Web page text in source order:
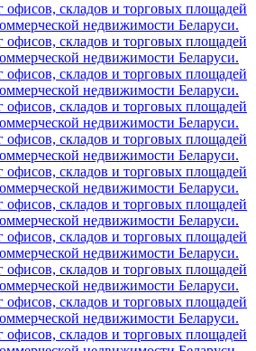
офисов, складов и торговых площадей
недвижимости Беларуси.
офисов, складов и торговых площадей
недвижимости Беларуси.
офисов, складов и торговых площадей
недвижимости Беларуси.
офисов, складов и торговых площадей
недвижимости Беларуси.
офисов, складов и торговых площадей
недвижимости Беларуси.
офисов, складов и торговых площадей
недвижимости Беларуси.
офисов, складов и торговых площадей
недвижимости Беларуси.
офисов, складов и торговых площадей
недвижимости Беларуси.
офисов, складов и торговых площадей
недвижимости Беларуси.
офисов, складов и торговых площадей
недвижимости Беларуси.
офисов, складов и торговых площадей